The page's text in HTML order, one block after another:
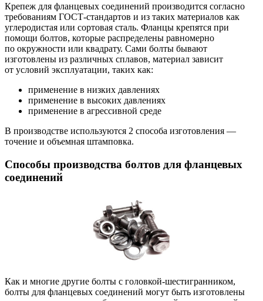
Крепеж для фланцевых соединений производится согласно
требованиям ГОСТ-стандартов и из таких материалов как
углеродистая или сортовая сталь. Фланцы крепятся при
помощи болтов, которые распределены равномерно
по окружности или квадрату. Сами болты бывают
изготовлены из различных сплавов, материал зависит
от условий эксплуатации, таких как:
применение в низких давлениях
применение в высоких давлениях
применение в агрессивной среде
В производстве используются 2 способа изготовления —
точение и объемная штамповка.
Способы производства болтов для фланцевых
соединений
Как и многие другие болты с головкой-шестигранником,
болты для фланцевых соединений могут быть изготовлены